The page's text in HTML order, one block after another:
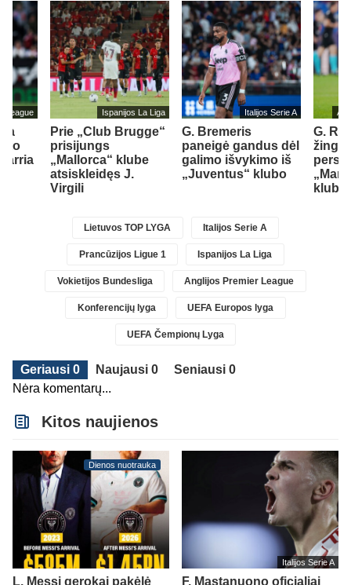
League Ispanijos La Liga
Prie „Club Brugge“
prisijungs
„Mallorca“ klube
atsiskleidęs J.
Virgili
Italijos Serie A
G. Bremeris
paneigė gandus dėl
galimo išvykimo iš
„Juventus“ klubo
G.
klubą
Lietuvos TOP LYGA Italijos Serie A
Prancūzijos Ligue 1 Ispanijos La Liga
Vokietijos Bundesliga Anglijos Premier League
Konferencijų lyga UEFA Europos lyga
UEFA Čempionų Lyga
Geriausi 0 Naujausi 0
Seniausi 0
Nėra komentarų...
Kitos naujienos
Dienos nuotrauka
L. Messi gerokai pakėlė
Italijos Serie A
F. Mastanuono oficialiai